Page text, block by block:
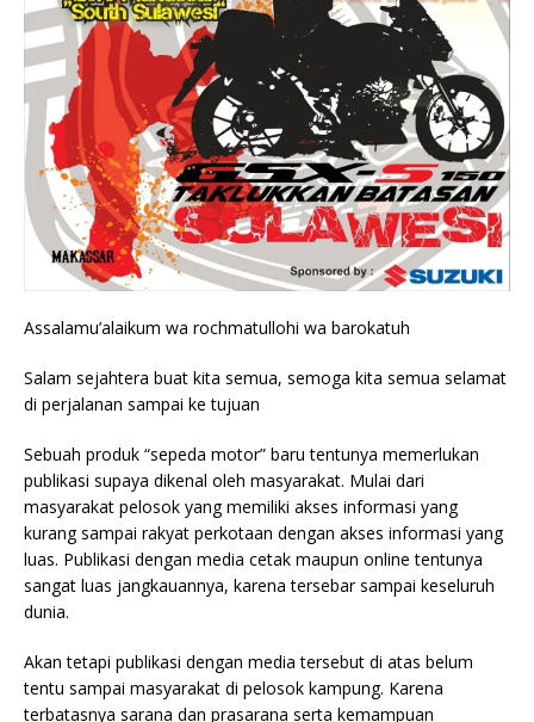
Assalamu’alaikum wa rochmatullohi wa barokatuh
Salam sejahtera buat kita semua, semoga kita semua selamat
di perjalanan sampai ke tujuan
Sebuah produk “sepeda motor” baru tentunya memerlukan
publikasi supaya dikenal oleh masyarakat. Mulai dari
masyarakat pelosok yang memiliki akses informasi yang
kurang sampai rakyat perkotaan dengan akses informasi yang
luas. Publikasi dengan media cetak maupun online tentunya
sangat luas jangkauannya, karena tersebar sampai keseluruh
dunia.
Akan tetapi publikasi dengan media tersebut di atas belum
tentu sampai masyarakat di pelosok kampung. Karena
terbatasnya sarana dan prasarana serta kemampuan